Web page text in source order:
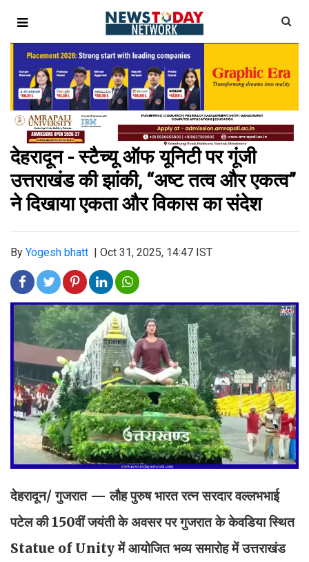
देहरादून - स्टैच्यू ऑफ यूनिटी पर गूंजी
उत्तराखंड की झांकी, “अष्ट तत्व और एकत्व”
ने दिखाया एकता और विकास का संदेश
By Yogesh bhatt Oct 31, 2025, 14:47 IST
देहरादून/ गुजरात — लौह पुरुष भारत रत्न सरदार वल्लभभाई
पटेल की 150वीं जयंती के अवसर पर गुजरात के केवडिया स्थित
Statue of Unity में आयोजित भव्य समारोह में उत्तराखंड